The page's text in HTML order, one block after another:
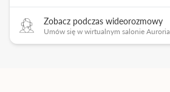
Zobacz podczas wideorozmowy
Umów się w wirtualnym salonie Auroria